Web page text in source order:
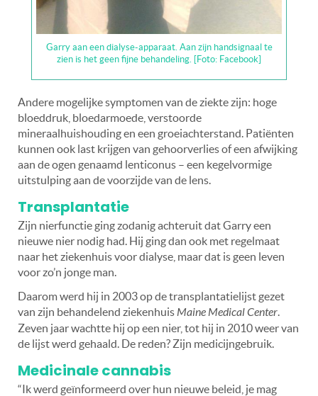
Garry aan een dialyse-apparaat. Aan zijn handsignaal te
zien is het geen fijne behandeling. [Foto: Facebook]
Andere mogelijke symptomen van de ziekte zijn: hoge
bloeddruk, bloedarmoede, verstoorde
mineraalhuishouding en een groeiachterstand. Patiënten
kunnen ook last krijgen van gehoorverlies of een afwijking
aan de ogen genaamd lenticonus – een kegelvormige
uitstulping aan de voorzijde van de lens.
Transplantatie
Zijn nierfunctie ging zodanig achteruit dat Garry een
nieuwe nier nodig had. Hij ging dan ook met regelmaat
naar het ziekenhuis voor dialyse, maar dat is geen leven
voor zo’n jonge man.
Daarom werd hij in 2003 op de transplantatielijst gezet
van zijn behandelend ziekenhuis Maine Medical Center.
Zeven jaar wachtte hij op een nier, tot hij in 2010 weer van
de lijst werd gehaald. De reden? Zijn medicijngebruik.
Medicinale cannabis
“Ik werd geïnformeerd over hun nieuwe beleid, je mag